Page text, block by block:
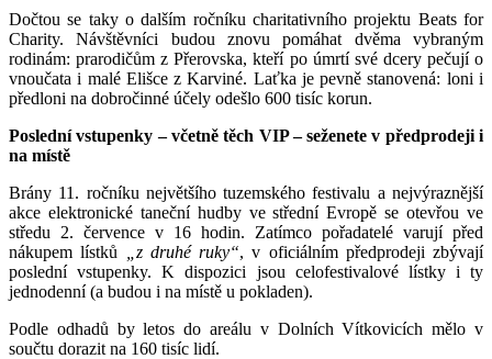
Dočtou se taky o dalším ročníku charitativního projektu Beats for
Charity. Návštěvníci budou znovu pomáhat dvěma vybraným
rodinám: prarodičům z Přerovska, kteří po úmrtí své dcery pečují o
vnoučata i malé Elišce z Karviné. Laťka je pevně stanovená: loni i
předloni na dobročinné účely odešlo 600 tisíc korun.
Poslední vstupenky – včetně těch VIP – seženete v předprodeji i
na místě
Brány 11. ročníku největšího tuzemského festivalu a nejvýraznější
akce elektronické taneční hudby ve střední Evropě se otevřou ve
středu 2. července v 16 hodin. Zatímco pořadatelé varují před
nákupem lístků
„z druhé ruky“, v oficiálním předprodeji zbývají
poslední vstupenky. K dispozici jsou celofestivalové lístky i ty
jednodenní (a budou i na místě u pokladen).
Podle odhadů by letos do areálu v Dolních Vítkovicích mělo v
součtu dorazit na 160 tisíc lidí.